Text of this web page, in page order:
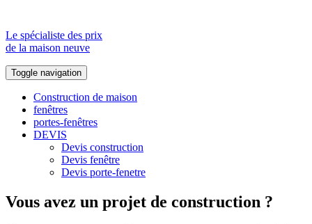
Le spécialiste des prix
de la maison neuve
Toggle navigation
Construction de maison
fenêtres
portes-fenêtres
DEVIS
Devis construction
Devis fenêtre
Devis porte-fenetre
Vous avez un projet de construction ?